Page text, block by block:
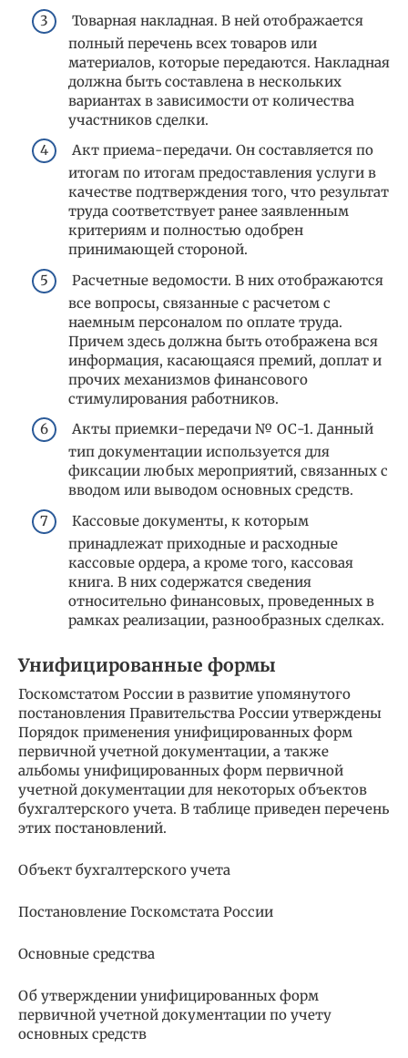
Товарная накладная. В ней отображается
полный перечень всех товаров или
материалов, которые передаются. Накладная
должна быть составлена в нескольких
вариантах в зависимости от количества
участников сделки.
Акт приема-передачи. Он составляется по
итогам по итогам предоставления услуги в
качестве подтверждения того, что результат
труда соответствует ранее заявленным
критериям и полностью одобрен
принимающей стороной.
Расчетные ведомости. В них отображаются
все вопросы, связанные с расчетом с
наемным персоналом по оплате труда.
Причем здесь должна быть отображена вся
информация, касающаяся премий, доплат и
прочих механизмов финансового
стимулирования работников.
Акты приемки-передачи № ОС-1. Данный
тип документации используется для
фиксации любых мероприятий, связанных с
вводом или выводом основных средств.
Кассовые документы, к которым
принадлежат приходные и расходные
кассовые ордера, а кроме того, кассовая
книга. В них содержатся сведения
относительно финансовых, проведенных в
рамках реализации, разнообразных сделках.
Унифицированные формы
Госкомстатом России в развитие упомянутого
постановления Правительства России утверждены
Порядок применения унифицированных форм
первичной учетной документации, а также
альбомы унифицированных форм первичной
учетной документации для некоторых объектов
бухгалтерского учета. В таблице приведен перечень
этих постановлений.
Объект бухгалтерского учета
Постановление Госкомстата России
Основные средства
Об утверждении унифицированных форм
первичной учетной документации по учету
основных средств